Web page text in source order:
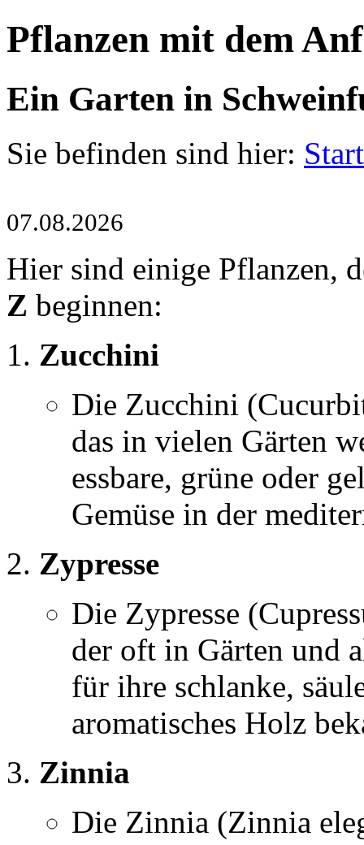
Pflanzen mit dem
Ein Garten in
Sie befinden sind hier:
07.08.2026
Hier sind einige Pflanzen,
Z beginnen:
Zucchini
Die Zucchini
das in vielen Gärten
essbare, grüne oder
Gemüse in der
Zypresse
Die Zypresse
der oft in Gärten und
für ihre schlanke,
aromatisches Holz
Zinnia
Die Zinnia (Zinnia